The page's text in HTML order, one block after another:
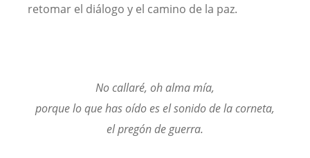
retomar el diálogo y el camino de la paz.
No callaré, oh alma mía,
porque lo que has oído es el sonido de la corneta,
el pregón de guerra.